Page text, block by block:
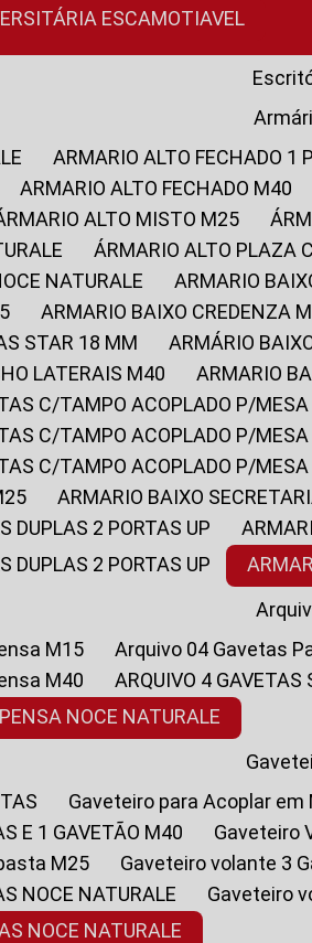
ESCAMOTIAVEL
ARMARIO ALTO FECHADO 1
ARMARIO ALTO FECHADO M40
ÁRMARIO ALTO MISTO M25
ÁRMARIO ALTO PLAZA
NATURALE
ARMARIO
ARMARIO BAIXO CREDENZA
STAR 18 MM
ARMÁRIO
LATERAIS M40
ARMARIO
C/TAMPO ACOPLADO P/
C/TAMPO ACOPLADO P/
C/TAMPO ACOPLADO P/
ARMARIO BAIXO
DUPLAS 2 PORTAS UP
DUPLAS 2 PORTAS UP
M15
Arquivo 04 Gavetas
M40
ARQUIVO 4
NOCE NATURALE
Gaveteiro para Acoplar em
E 1 GAVETÃO M40
M25
Gaveteiro volante 3
NOCE NATURALE
Gaveteiro
NOCE NATURALE